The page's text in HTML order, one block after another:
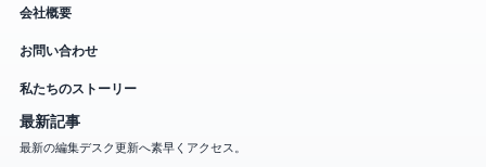
会社概要
お問い合わせ
私たちのストーリー
最新記事
最新の編集デスク更新へ素早くアクセス。